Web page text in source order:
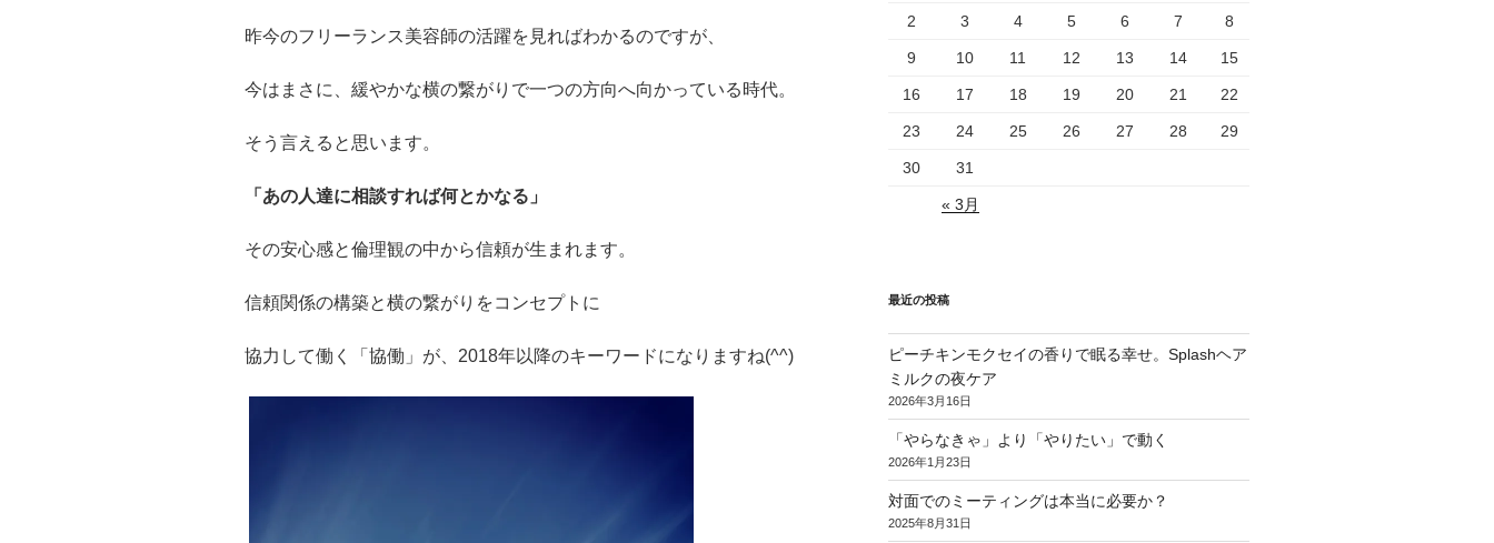
昨今のフリーランス美容師の活躍を見ればわかるのですが、
今はまさに、緩やかな横の繋がりで一つの方向へ向かっている時代。
そう言えると思います。
「あの人達に相談すれば何とかなる」
その安心感と倫理観の中から信頼が生まれます。
信頼関係の構築と横の繋がりをコンセプトに
協力して働く「協働」が、2018年以降のキーワードになりますね(^^)
2 3 4 5 6 7 8
9 10 11 12 13 14 15
16 17 18 19 20 21 22
23 24 25 26 27 28 29
30 31
« 3月
最近の投稿
ピーチキンモクセイの香りで眠る幸せ。Splashヘア
ミルクの夜ケア
2026年3月16日
「やらなきゃ」より「やりたい」で動く
2026年1月23日
対面でのミーティングは本当に必要か？
2025年8月31日